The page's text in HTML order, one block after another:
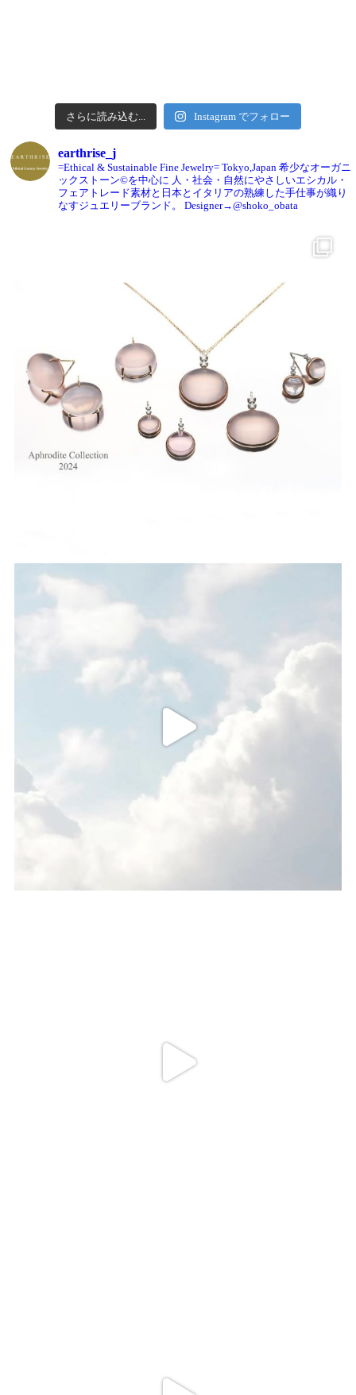
さらに読み込む... Instagram でフォロー
earthrise_j
=Ethical & Sustainable Fine Jewelry= Tokyo,Japan 希少なオーガニ
ックストーン©️を中心に 人・社会・自然にやさしいエシカル・
フェアトレード素材と日本とイタリアの熟練した手仕事が織り
なすジュエリーブランド。
Designer→@shoko_obata